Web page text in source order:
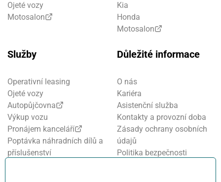
Ojeté vozy
Motosalon
Kia
Honda
Motosalon
Služby
Operativní leasing
Ojeté vozy
Autopůjčovna
Výkup vozu
Pronájem kanceláří
Poptávka náhradních dílů a
příslušenství
Důležité informace
O nás
Kariéra
Asistenční služba
Kontakty a provozní doba
Zásady ochrany osobních
údajů
Politika bezpečnosti